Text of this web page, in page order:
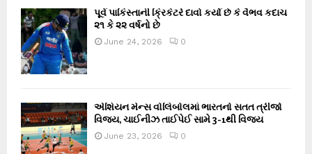
પૂર્વ પાકિસ્તાની ક્રિકેટરે દાવો કર્યો છે કે વૈભવ કદાચ
૨૧ કે ૨૨ વર્ષનો છે
June 24, 2026 0
એશિયન મેન્સ વોલિબોલમાં ભારતનો સતત ત્રીજો
વિજય, ચાઈનીઝ તાઈપેઈ સામે 3-1થી વિજય
June 23, 2026 0